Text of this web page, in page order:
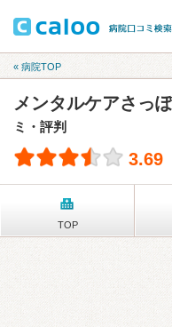
« 病院TOP
メンタルケアさっ
ミ・評判
3.69
TOP